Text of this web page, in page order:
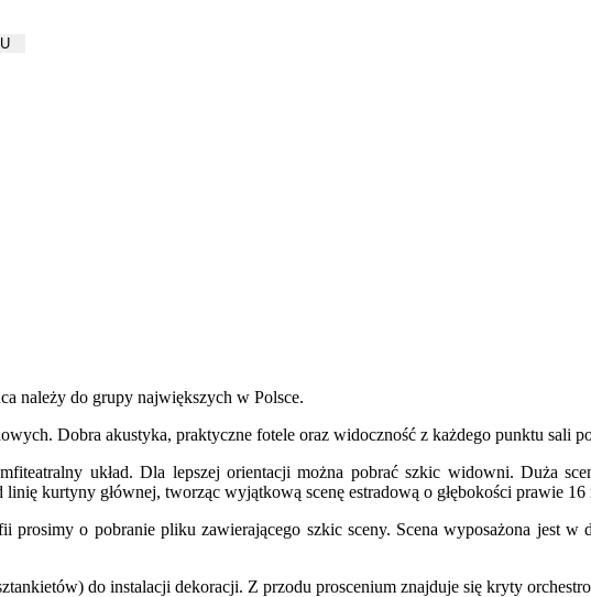
należy do grupy największych w Polsce.
Dobra akustyka, praktyczne fotele oraz widoczność z każdego punktu sali
układ. Dla lepszej orientacji można pobrać szkic widowni. Duża
kurtyny głównej, tworząc wyjątkową scenę estradową o głębokości prawie
prosimy o pobranie pliku zawierającego szkic sceny. Scena wyposażona jest
do instalacji dekoracji. Z przodu proscenium znajduje się kryty